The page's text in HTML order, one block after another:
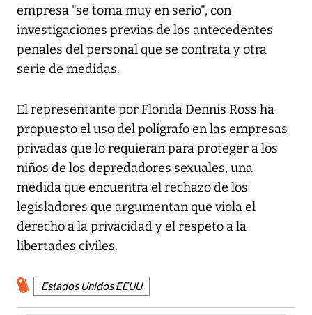
empresa "se toma muy en serio", con
investigaciones previas de los antecedentes
penales del personal que se contrata y otra
serie de medidas.
El representante por Florida Dennis Ross ha
propuesto el uso del polígrafo en las empresas
privadas que lo requieran para proteger a los
niños de los depredadores sexuales, una
medida que encuentra el rechazo de los
legisladores que argumentan que viola el
derecho a la privacidad y el respeto a la
libertades civiles.
Estados Unidos EEUU